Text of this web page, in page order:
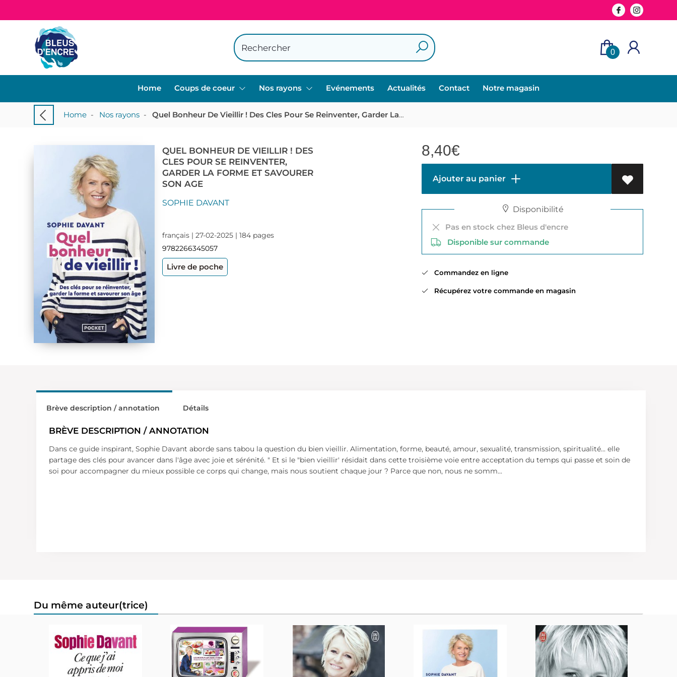
0
Home Coups de coeur Nos rayons Evénements Actualités Contact Notre magasin
Home - Nos rayons - Quel Bonheur De Vieillir ! Des Cles Pour Se Reinventer, Garder La Forme Et Savourer Son Age
QUEL BONHEUR DE VIEILLIR ! DES
CLES POUR SE REINVENTER,
GARDER LA FORME ET SAVOURER
SON AGE
SOPHIE DAVANT
français | 27-02-2025 | 184 pages
9782266345057
Livre de poche
8,40€
Ajouter au panier
Disponibilité
Pas en stock chez Bleus d'encre
Disponible sur commande
Commandez en ligne
Récupérez votre commande en magasin
Brève description / annotation
BRÈVE DESCRIPTION / ANNOTATION
Dans ce guide inspirant, Sophie Davant aborde sans tabou la question du bien vieillir. Alimentation, forme, beauté, amour, sexualité, transmission, spiritualité... elle
partage des clés pour avancer dans l'âge avec joie et sérénité. " Et si le "bien vieillir' résidait dans cette troisième voie entre acceptation du temps qui passe et soin de
soi pour accompagner du mieux possible ce corps qui change, mais nous soutient chaque jour ? Parce que non, nous ne somm...
Détails
Du même auteur(trice)